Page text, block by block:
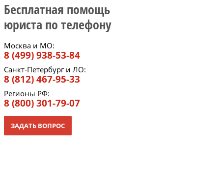
Бесплатная помощь
юриста по телефону
Москва и МО:
8 (499) 938-53-84
Санкт-Петербург и ЛО:
8 (812) 467-95-33
Регионы РФ:
8 (800) 301-79-07
ЗАДАТЬ ВОПРОС